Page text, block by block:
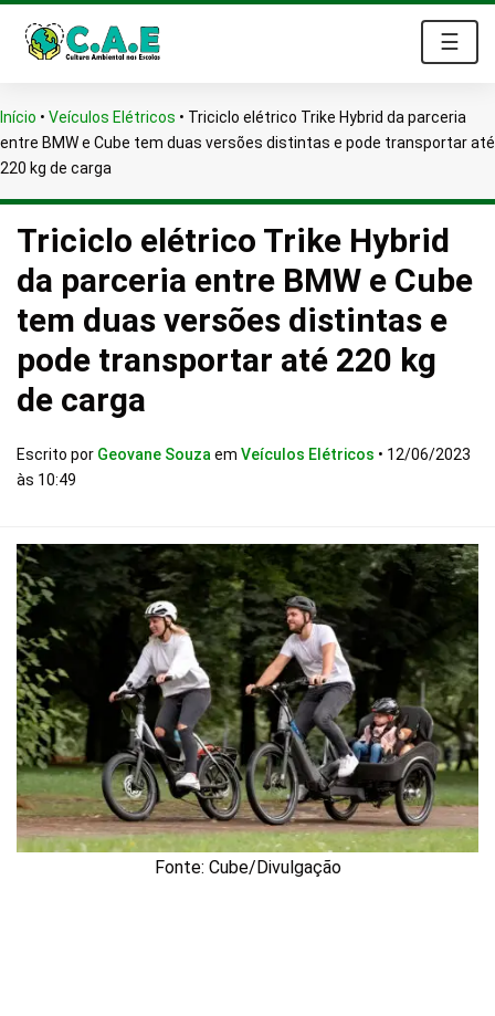
☰
Início • Veículos Elétricos • Triciclo elétrico Trike Hybrid da parceria
entre BMW e Cube tem duas versões distintas e pode transportar até
220 kg de carga
Triciclo elétrico Trike Hybrid
da parceria entre BMW e Cube
tem duas versões distintas e
pode transportar até 220 kg
de carga
Escrito por Geovane Souza em Veículos Elétricos • 12/06/2023
às 10:49
Fonte: Cube/Divulgação